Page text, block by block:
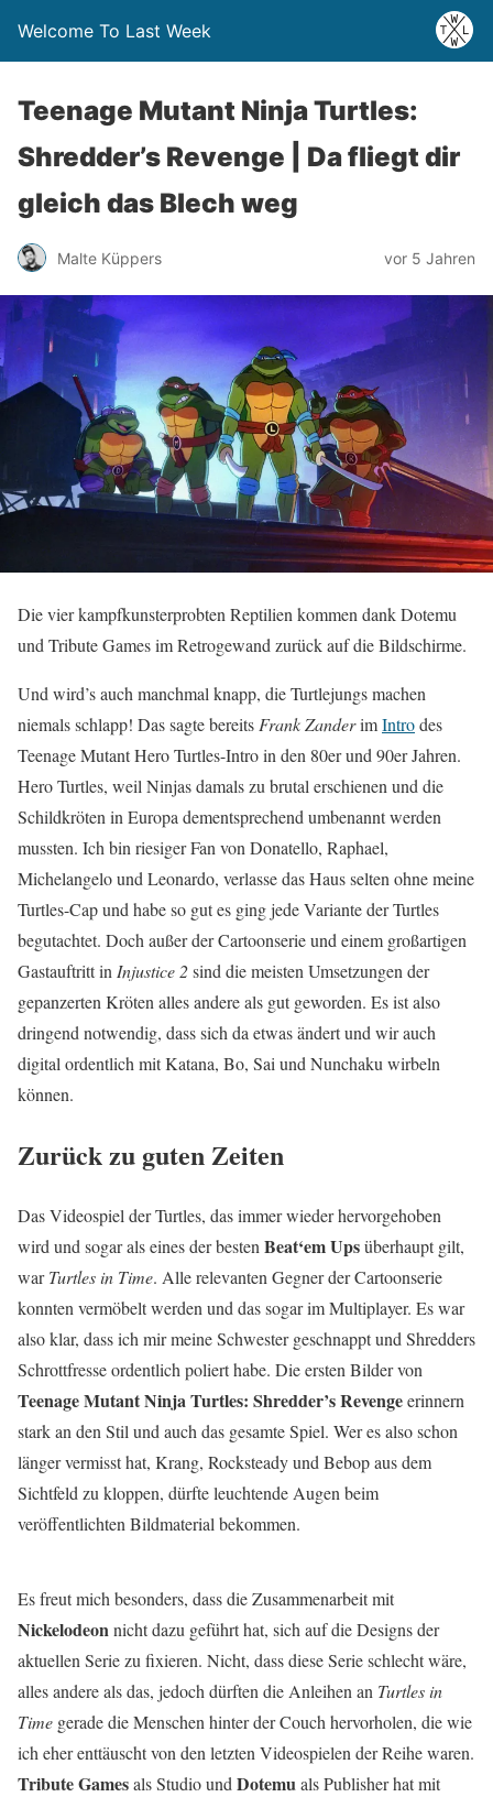
Welcome To Last Week
Teenage Mutant Ninja Turtles:
Shredder’s Revenge | Da fliegt dir
gleich das Blech weg
Malte Küppers vor 5 Jahren
Die vier kampfkunsterprobten Reptilien kommen dank Dotemu
und Tribute Games im Retrogewand zurück auf die Bildschirme.
Und wird’s auch manchmal knapp, die Turtlejungs machen
niemals schlapp! Das sagte bereits Frank ZanderimIntrodes
Teenage Mutant Hero Turtles-Intro in den 80er und 90er Jahren.
Hero Turtles, weil Ninjas damals zu brutal erschienen und die
Schildkröten in Europa dementsprechend umbenannt werden
mussten. Ich bin riesiger Fan von Donatello, Raphael,
Michelangelo und Leonardo, verlasse das Haus selten ohne meine
Turtles-Cap und habe so gut es ging jede Variante der Turtles
begutachtet. Doch außer der Cartoonserie und einem großartigen
Gastauftritt in Injustice 2sind die meisten Umsetzungen der
gepanzerten Kröten alles andere als gut geworden. Es ist also
dringend notwendig, dass sich da etwas ändert und wir auch
digital ordentlich mit Katana, Bo, Sai und Nunchaku wirbeln
können.
Zurück zu guten Zeiten
Das Videospiel der Turtles, das immer wieder hervorgehoben
wird und sogar als eines der besten Beat‘em Upsüberhaupt gilt,
warTurtles in Time. Alle relevanten Gegner der Cartoonserie
konnten vermöbelt werden und das sogar im Multiplayer. Es war
also klar, dass ich mir meine Schwester geschnappt und Shredders
Schrottfresse ordentlich poliert habe. Die ersten Bilder von
Teenage Mutant Ninja Turtles: Shredder’s Revengeerinnern
stark an den Stil und auch das gesamte Spiel. Wer es also schon
länger vermisst hat, Krang, Rocksteady und Bebop aus dem
Sichtfeld zu kloppen, dürfte leuchtende Augen beim
veröffentlichten Bildmaterial bekommen.
Es freut mich besonders, dass die Zusammenarbeit mit
Nickelodeonnicht dazu geführt hat, sich auf die Designs der
aktuellen Serie zu fixieren. Nicht, dass diese Serie schlecht wäre,
alles andere als das, jedoch dürften die Anleihen an Turtles in
Time gerade die Menschen hinter der Couch hervorholen, die wie
ich eher enttäuscht von den letzten Videospielen der Reihe waren.
Tribute Gamesals Studio und Dotemuals Publisher hat mit